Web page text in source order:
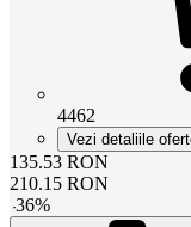
4462
Vezi detaliile
135.53 RON
210.15 RON
-36%